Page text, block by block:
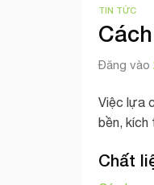
TIN TỨC
Đăng vào
Việc lựa
bền, kích
Chất